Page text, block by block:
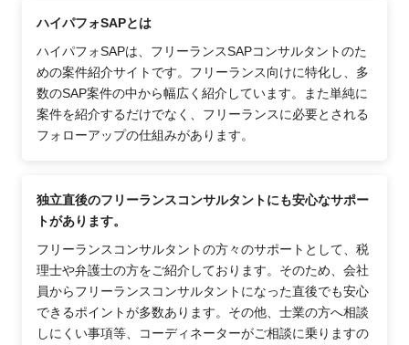
ハイパフォSAPとは
ハイパフォSAPは、フリーランスSAPコンサルタントのた
めの案件紹介サイトです。フリーランス向けに特化し、多
数のSAP案件の中から幅広く紹介しています。また単純に
案件を紹介するだけでなく、フリーランスに必要とされる
フォローアップの仕組みがあります。
独立直後のフリーランスコンサルタントにも安心なサポー
トがあります。
フリーランスコンサルタントの方々のサポートとして、税
理士や弁護士の方をご紹介しております。そのため、会社
員からフリーランスコンサルタントになった直後でも安心
できるポイントが多数あります。その他、士業の方へ相談
しにくい事項等、コーディネーターがご相談に乗りますの